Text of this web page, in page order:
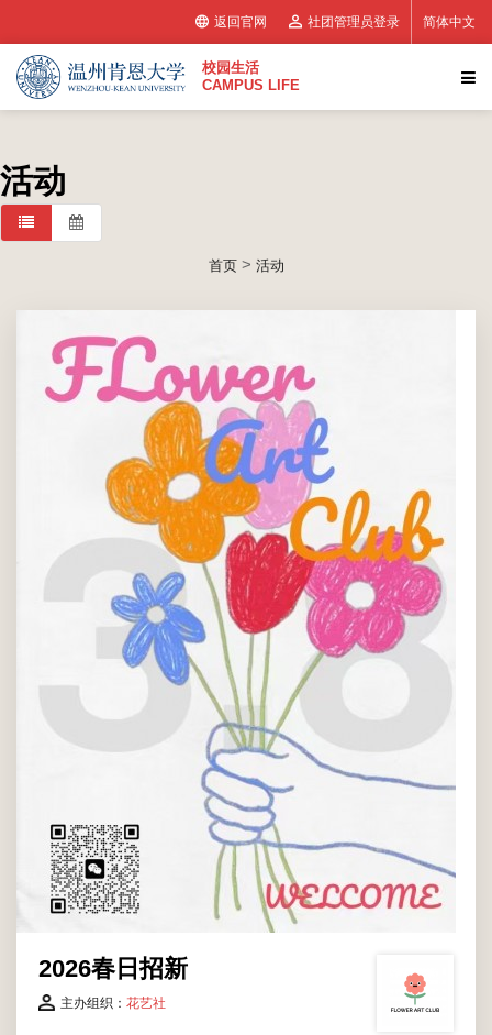
返回官网 社团管理员登录 简体中文
校园生活
CAMPUS LIFE
活动
首页> 活动
2026春日招新
主办组织： 花艺社
我们在SLAC摊点为各位准备了一场温暖的手作体验。在这里，我
们准备了花材与日历模板，带你一起把“当下的美好”做成可以陪伴
整年的纪念。你可以自由挑选花材，并且台历里亲手完成自己的花
2026年03月07日(周六) 01:00 PM 至 2026年03月08日(周日)
05:00 PM
学生活动中心外围
大众, 所有温肯学生, 所有温肯教授, 所有温肯职工